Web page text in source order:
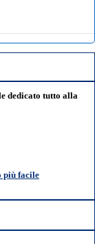
dedicato tutto alla
più facile